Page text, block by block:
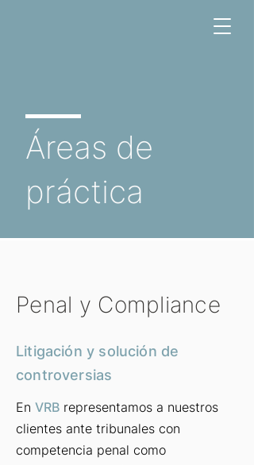
​Áreas de
práctica
Penal y Compliance
Litigación y solución de
controversias
En VRB representamos a nuestros
clientes ante tribunales con
competencia penal como